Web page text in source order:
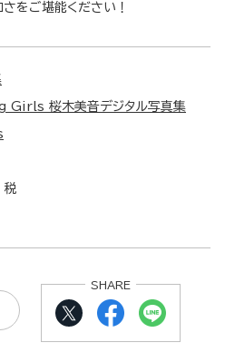
をご堪能ください！
桜木美音デジタル写真集
税
SHARE